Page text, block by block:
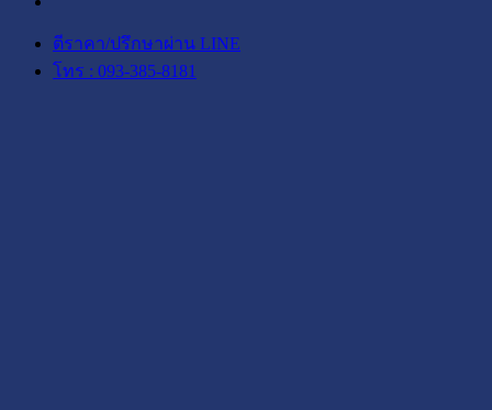
ตีราคา/ปรึกษาผ่าน LINE
โทร : 093-385-8181